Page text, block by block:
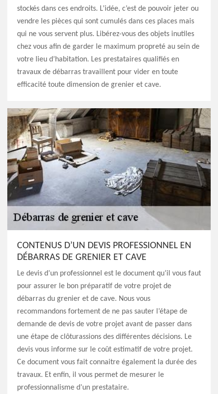
stockés dans ces endroits. L’idée, c’est de pouvoir jeter ou
vendre les pièces qui sont cumulés dans ces places mais
qui ne vous servent plus. Libérez-vous des objets inutiles
chez vous afin de garder le maximum propreté au sein de
votre lieu d’habitation. Les prestataires qualifiés en
travaux de débarras travaillent pour vider en toute
efficacité toute dimension de grenier et cave.
CONTENUS D’UN DEVIS PROFESSIONNEL EN
DÉBARRAS DE GRENIER ET CAVE
Le devis d’un professionnel est le document qu’il vous faut
pour assurer le bon préparatif de votre projet de
débarras du grenier et de cave. Nous vous
recommandons fortement de ne pas sauter l’étape de
demande de devis de votre projet avant de passer dans
une étape de clôturassions des différentes décisions. Le
devis vous informe sur le coût estimatif de votre projet.
Ce document vous fait connaitre également la durée des
travaux. Et enfin, il vous permet de mesurer le
professionnalisme d’un prestataire.